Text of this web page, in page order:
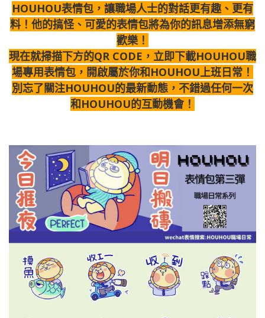
HOUHOU表情包，讓職場人士的對話更有趣、更有
料！他的搞怪、可愛的表情包將為你的訊息增添無窮
歡樂！
現在就掃描下方的QR CODE，立即下載HOUHOU職
場專用表情包，開啟屬於你和HOUHOU上班日常！
別忘了關注HOUHOU的最新動態，不錯過任何一次
和HOUHOU的互動機會！